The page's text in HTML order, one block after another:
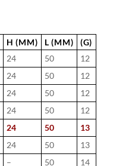
H (MM) L (MM)
(G)
24 50
12
24 50
12
24 50
12
24 50
12
24 50
13
24 50
13
– 50 14